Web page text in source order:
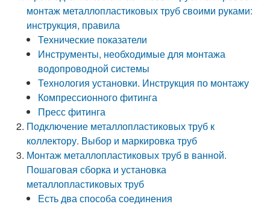
монтаж металлопластиковых труб своими руками:
инструкция, правила
Технические показатели
Инструменты, необходимые для монтажа
водопроводной системы
Технология установки. Инструкция по монтажу
Компрессионного фитинга
Пресс фитинга
Подключение металлопластиковых труб к
коллектору. Выбор и маркировка труб
Монтаж металлопластиковых труб в ванной.
Пошаговая сборка и установка
металлопластиковых труб
Есть два способа соединения